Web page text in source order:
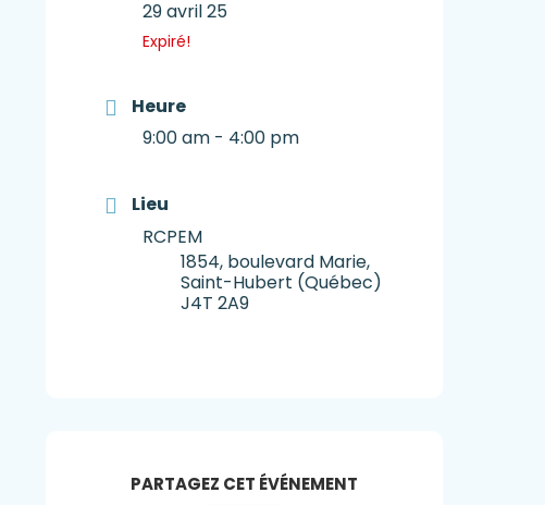
29 avril 25
Expiré!
Heure
9:00 am - 4:00 pm
Lieu
RCPEM
1854, boulevard Marie,
Saint-Hubert (Québec)
J4T 2A9
PARTAGEZ CET ÉVÉNEMENT